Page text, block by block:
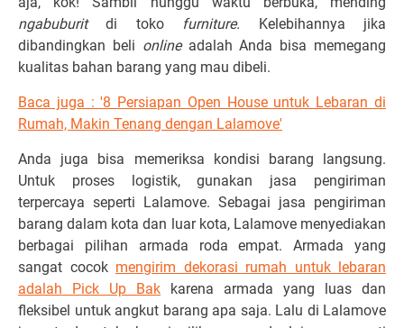
ngabuburitdi toko furniture. Kelebihannya jika
dibandingkan beli online adalah Anda bisa memegang
kualitas bahan barang yang mau dibeli.
Baca juga : '8 Persiapan Open House untuk Lebaran di
Rumah, Makin Tenang dengan Lalamove'
Anda juga bisa memeriksa kondisi barang langsung.
Untuk proses logistik, gunakan jasa pengiriman
terpercaya seperti Lalamove. Sebagai jasa pengiriman
barang dalam kota dan luar kota, Lalamove menyediakan
berbagai pilihan armada roda empat. Armada yang
sangat cocok mengirim dekorasi rumah untuk lebaran
adalah Pick Up Bak karena armada yang luas dan
fleksibel untuk angkut barang apa saja. Lalu di Lalamove